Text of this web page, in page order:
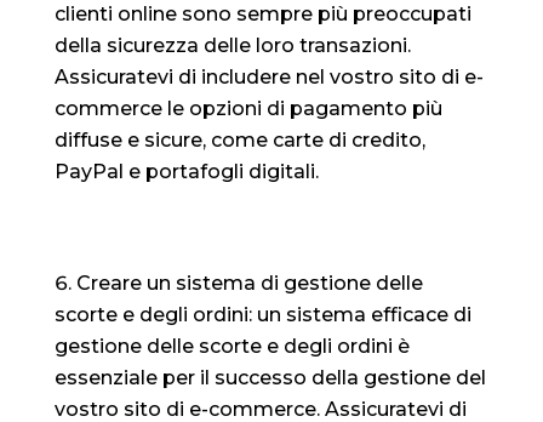
clienti online sono sempre più preoccupati
della sicurezza delle loro transazioni.
Assicuratevi di includere nel vostro sito di e-
commerce le opzioni di pagamento più
diffuse e sicure, come carte di credito,
PayPal e portafogli digitali.
Creare un sistema di gestione delle
scorte e degli ordini: un sistema efficace di
gestione delle scorte e degli ordini è
essenziale per il successo della gestione del
vostro sito di e-commerce. Assicuratevi di